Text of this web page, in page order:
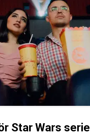
Star Wars serie